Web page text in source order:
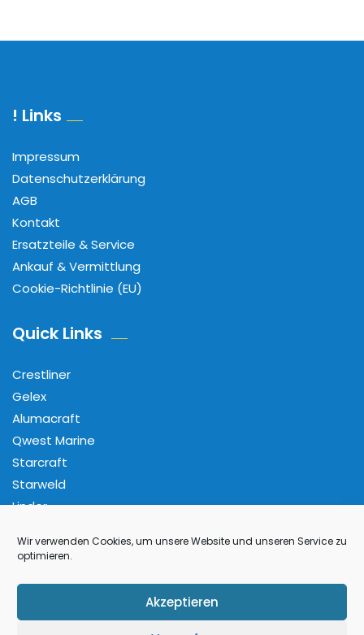
Wir verwenden Cookies, um unsere Website und unseren Service zu
optimieren.
Akzeptieren
! Links
Impressum
Datenschutzerklärung
AGB
Kontakt
Ersatzteile & Service
Ankauf & Vermittlung
Cookie-Richtlinie (EU)
Quick Links
Crestliner
Gelex
Alumacraft
Qwest Marine
Starcraft
Starweld
Linder
Folge Uns
Facebook
PinterestInstagram
YouTube